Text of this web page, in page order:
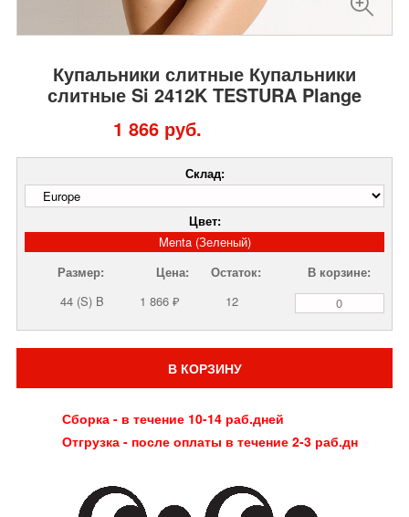
Купальники слитные Купальники
слитные Si 2412K TESTURA Plange
1 866 руб.
Склад:
Цвет:
Menta (Зеленый)
Размер:
Цена: Остаток:
В корзине:
44 (S) B
1 866 ₽ 12
В КОРЗИНУ
Сборка - в течение 10-14 раб.дней
Отгрузка - после оплаты в течение 2-3 раб.дн